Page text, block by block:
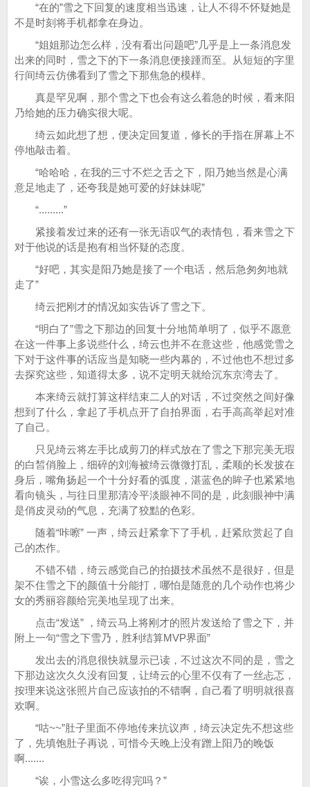
“在的”雪之下回复的速度相当迅速，让人不得不怀疑她是
不是时刻将手机都拿在身边。
“姐姐那边怎么样，没有看出问题吧”几乎是上一条消息发
出来的同时，雪之下的下一条消息便接踵而至。从短短的字里
行间绮云仿佛看到了雪之下那焦急的模样。
真是罕见啊，那个雪之下也会有这么着急的时候，看来阳
乃给她的压力确实很大呢。
绮云如此想了想，便决定回复道，修长的手指在屏幕上不
停地敲击着。
“哈哈哈，在我的三寸不烂之舌之下，阳乃她当然是心满
意足地走了，还夸我是她可爱的好妹妹呢”
“.........”
紧接着发过来的还有一张无语叹气的表情包，看来雪之下
对于他说的话是抱有相当怀疑的态度。
“好吧，其实是阳乃她是接了一个电话，然后急匆匆地就
走了”
绮云把刚才的情况如实告诉了雪之下。
“明白了”雪之下那边的回复十分地简单明了，似乎不愿意
在这一件事上多说些什么，绮云也并不在意这些，他感觉雪之
下对于这件事的话应当是知晓一些内幕的，不过他也不想过多
去探究这些，知道得太多，说不定明天就给沉东京湾去了。
本来绮云就打算这样结束二人的对话，不过突然之间好像
想到了什么，拿起了手机点开了自拍界面，右手高高举起对准
了自己。
只见绮云将左手比成剪刀的样式放在了雪之下那完美无瑕
的白皙俏脸上，细碎的刘海被绮云微微打乱，柔顺的长发披在
身后，嘴角扬起一个十分好看的弧度，湛蓝色的眸子也紧紧地
看向镜头，与往日里那清冷平淡眼神不同的是，此刻眼神中满
是俏皮灵动的气息，充满了狡黠的色彩。
随着“咔嚓” 一声，绮云赶紧拿下了手机，赶紧欣赏起了自
己的杰作。
不错不错，绮云感觉自己的拍摄技术虽然不是很好，但是
架不住雪之下的颜值十分能打，哪怕是随意的几个动作也将少
女的秀丽容颜给完美地呈现了出来。
点击“发送” ，绮云马上将刚才的照片发送给了雪之下，并
附上一句“雪之下雪乃，胜利结算MVP界面”
发出去的消息很快就显示已读，不过这次不同的是，雪之
下那边这次久久没有回复，让绮云的心里不仅有了一丝忐忑，
按理来说这张照片自己应该拍的不错啊，自己看了明明就很喜
欢啊。
“咕~~”肚子里面不停地传来抗议声，绮云决定先不想这些
了，先填饱肚子再说，可惜今天晚上没有蹭上阳乃的晚饭
啊.......
“诶，小雪这么多吃得完吗？”